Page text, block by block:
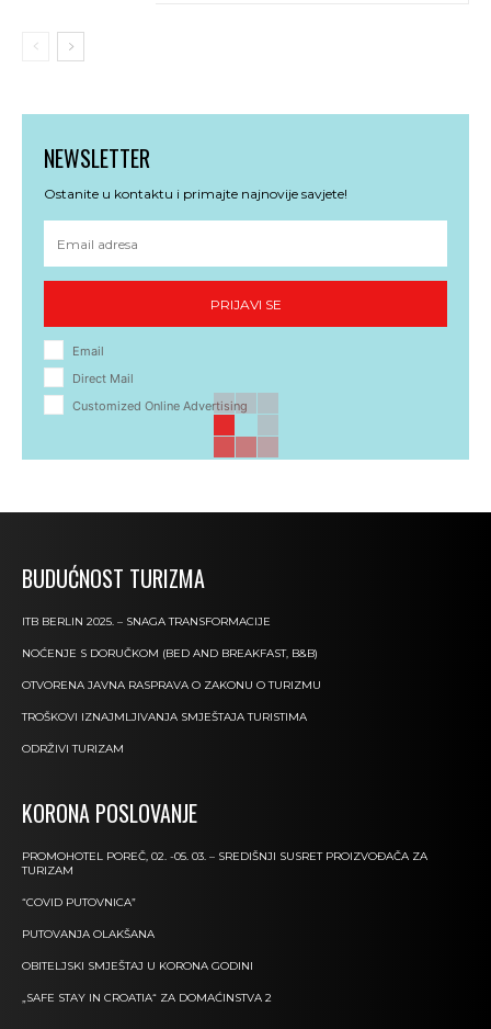
NEWSLETTER
Ostanite u kontaktu i primajte najnovije savjete!
PRIJAVI SE
Email
Direct Mail
Customized Online Advertising
BUDUĆNOST TURIZMA
ITB BERLIN 2025. – SNAGA TRANSFORMACIJE
NOĆENJE S DORUČKOM (BED AND BREAKFAST, B&B)
OTVORENA JAVNA RASPRAVA O ZAKONU O TURIZMU
TROŠKOVI IZNAJMLJIVANJA SMJEŠTAJA TURISTIMA
ODRŽIVI TURIZAM
KORONA POSLOVANJE
PROMOHOTEL POREČ, 02. -05. 03. – SREDIŠNJI SUSRET PROIZVOĐAČA ZA
TURIZAM
“COVID PUTOVNICA”
PUTOVANJA OLAKŠANA
OBITELJSKI SMJEŠTAJ U KORONA GODINI
„SAFE STAY IN CROATIA“ ZA DOMAĆINSTVA 2